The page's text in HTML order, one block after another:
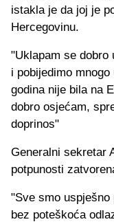
istakla je da joj je
Hercegovinu.
"Uklapam se dobro
i pobijedimo
godina nije bila na
dobro osjećam,
doprinos"
Generalni sekretar
potpunosti
"Sve smo
bez poteškoća